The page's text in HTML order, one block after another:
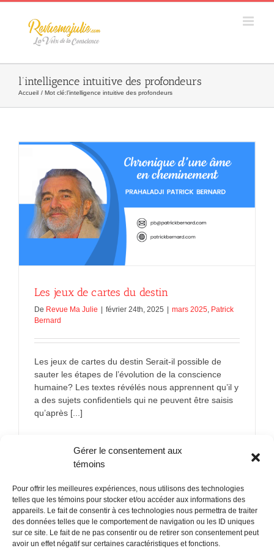
Gérer le consentement aux
témoins
Pour offrir les meilleures expériences, nous utilisons des technologies
telles que les témoins pour stocker et/ou accéder aux informations des
appareils. Le fait de consentir à ces technologies nous permettra de traiter
des données telles que le comportement de navigation ou les ID uniques
sur ce site. Le fait de ne pas consentir ou de retirer son consentement peut
avoir un effet négatif sur certaines caractéristiques et fonctions.
Skip
l’intelligence intuitive des profondeurs
Accueil Mot clé:l’intelligence intuitive des profondeurs
Les jeux de cartes du destin
De Revue Ma Julie | février 24th, 2025 | mars 2025 Patrick
Bernard
Les jeux de cartes du destin Serait-il possible de
sauter les étapes de l’évolution de la conscience
humaine? Les textes révélés nous apprennent qu’il y
a des sujets confidentiels qui ne peuvent être saisis
qu’après [...]
jeux
POLITIQUE CONFIDENTIALITÉES